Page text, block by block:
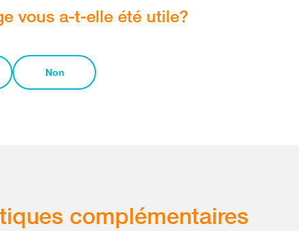
vous a-t-elle été utile?
Non
complémentaires